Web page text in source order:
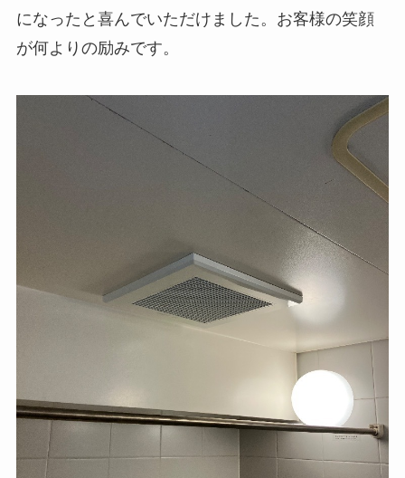
になったと喜んでいただけました。お客様の笑顔
が何よりの励みです。